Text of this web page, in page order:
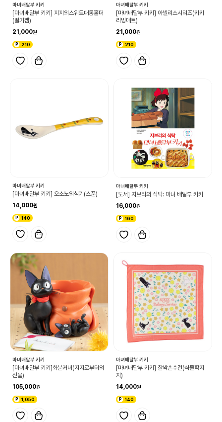
마녀배달부 키키
[마녀배달부 키키] 지지의스위트대롱홀더
(딸기쨈)
21,000
210
마녀배달부 키키
[마녀배달부 키키] 아넬리스시리즈(키키
리빙매트)
21,000
210
마녀배달부 키키
[마녀배달부 키키] 오소노의식기(스푼)
14,000
140
마녀배달부 키키
[도서] 지브리의 식탁: 마녀 배달부 키키
16,000
160
마녀배달부 키키
[마녀배달부 키키]화분커버(지지로부터의
선물)
105,000
1,050
마녀배달부 키키
[마녀배달부 키키] 찰싹손수건(식물학지
지)
14,000
140